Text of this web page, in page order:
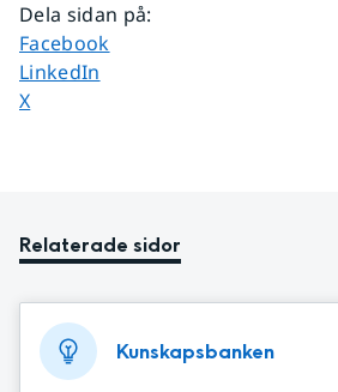
Dela sidan på:
Dela sidan på
Facebook
Dela sidan på
LinkedIn
Dela sidan på
X
Relaterade sidor
Kunskapsbanken